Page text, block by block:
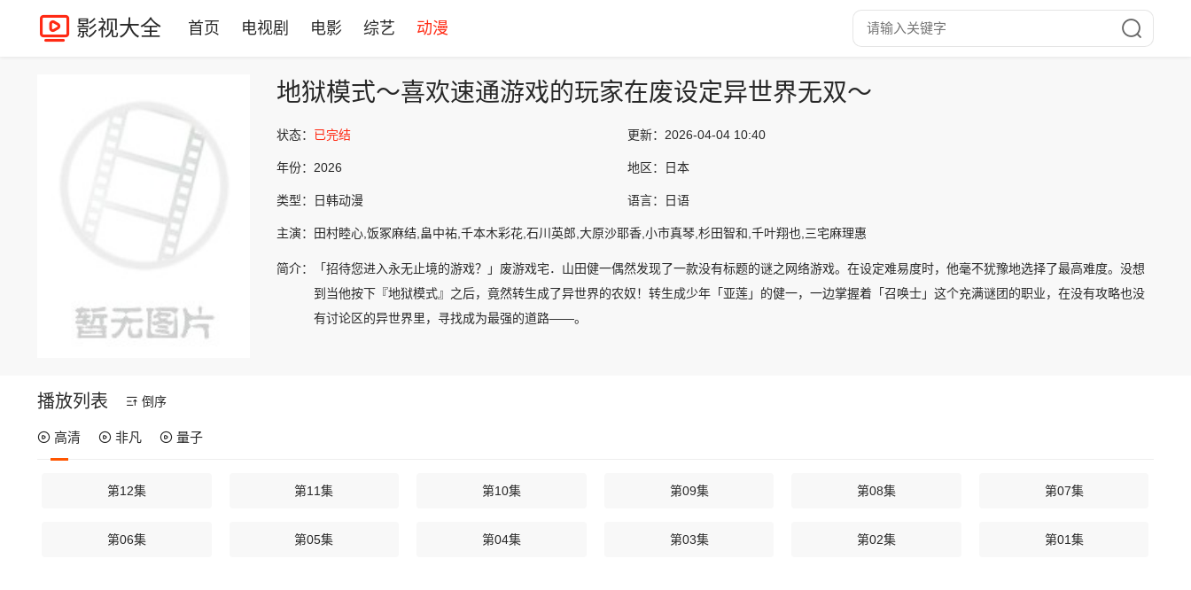
影视大全 首页 电视剧 电影 综艺 动漫
地狱模式～喜欢速通游戏的玩家在废设定异世界无双～
状态： 已完结 更新： 2026-04-04 10:40
年份： 2026 地区： 日本
类型： 日韩动漫 语言： 日语
主演： 田村睦心,饭冢麻结,畠中祐,千本木彩花,石川英郎,大原沙耶香,小市真琴,杉田智和,千叶翔也,三宅麻理惠
简介：
「招待您进入永无止境的游戏？」废游戏宅．山田健一偶然发现了一款没有标题的谜之网络游戏。在设定难易度时，他毫不犹豫地选择了最高难度。没想
到当他按下『地狱模式』之后，竟然转生成了异世界的农奴！转生成少年「亚莲」的健一，一边掌握着「召唤士」这个充满谜团的职业，在没有攻略也没
有讨论区的异世界里，寻找成为最强的道路——。
播放列表 倒序
高清 非凡 量子
第12集 第11集 第10集 第09集 第08集 第07集
第06集 第05集 第04集 第03集 第02集 第01集